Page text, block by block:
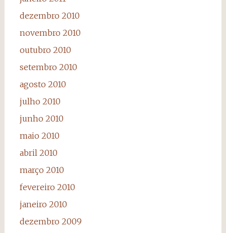
dezembro 2010
novembro 2010
outubro 2010
setembro 2010
agosto 2010
julho 2010
junho 2010
maio 2010
abril 2010
março 2010
fevereiro 2010
janeiro 2010
dezembro 2009